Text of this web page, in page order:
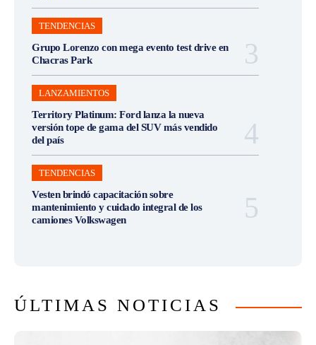
TENDENCIAS
Grupo Lorenzo con mega evento test drive en
Chacras Park
LANZAMIENTOS
Territory Platinum: Ford lanza la nueva
versión tope de gama del SUV más vendido
del país
TENDENCIAS
Vesten brindó capacitación sobre
mantenimiento y cuidado integral de los
camiones Volkswagen
ÚLTIMAS NOTICIAS